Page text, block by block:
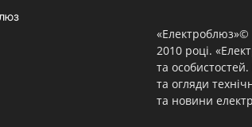
«Електроблюз»©
2010 році.
та
та огляди
та новини